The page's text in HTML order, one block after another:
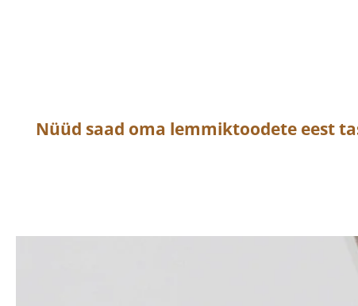
Nüüd saad oma lemmiktoodete eest